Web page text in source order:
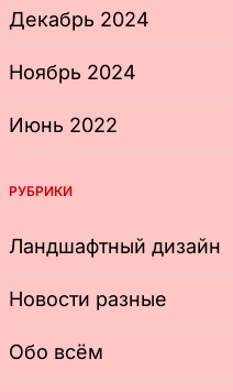
Декабрь 2024
Ноябрь 2024
Июнь 2022
РУБРИКИ
Ландшафтный дизайн
Новости разные
Обо всём